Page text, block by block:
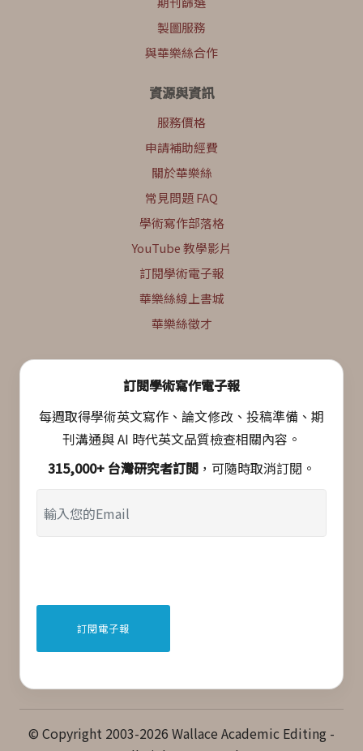
製圖服務
與華樂絲合作
資源與資訊
服務價格
申請補助經費
關於華樂絲
常見問題 FAQ
學術寫作部落格
YouTube 教學影片
訂閱學術電子報
華樂絲線上書城
華樂絲徵才
訂閱學術寫作電子報
每週取得學術英文寫作、論文修改、投稿準備、期
刊溝通與 AI 時代英文品質檢查相關內容。
315,000+ 台灣研究者訂閱 ，可隨時取消訂閱。
© Copyright 2003-2026 Wallace Academic Editing -